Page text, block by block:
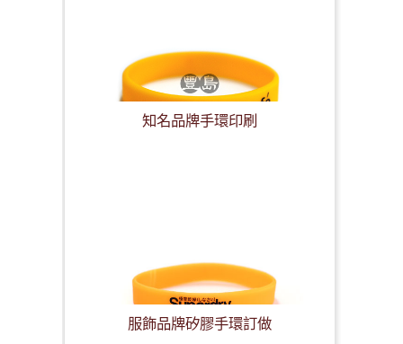
知名品牌手環印刷
服飾品牌矽膠手環訂做